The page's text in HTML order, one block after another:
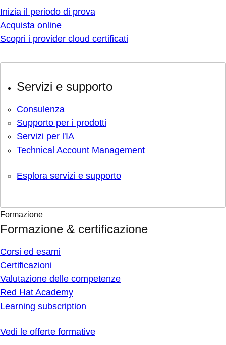
Inizia il periodo di prova
Acquista online
Scopri i provider cloud certificati
Servizi e supporto
Consulenza
Supporto per i prodotti
Servizi per l'IA
Technical Account Management
Esplora servizi e supporto
Formazione
Formazione & certificazione
Corsi ed esami
Certificazioni
Valutazione delle competenze
Red Hat Academy
Learning subscription
Vedi le offerte formative